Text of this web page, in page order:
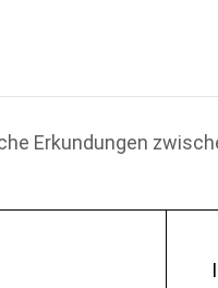
Erkundungen